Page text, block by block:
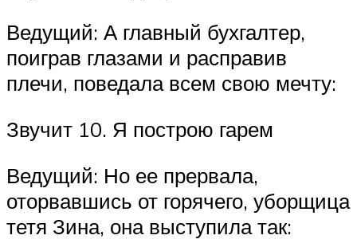
Ведущий: А главный бухгалтер,
поиграв глазами и расправив
плечи, поведала всем свою мечту:
Звучит 10. Я построю гарем
Ведущий: Но ее прервала,
оторвавшись от горячего, уборщица
тетя Зина, она выступила так: